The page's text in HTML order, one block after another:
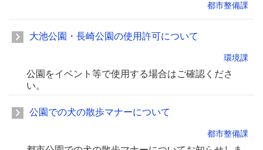
都市整備課
大池公園・長崎公園の使用許可について
環境課
公園をイベント等で使用する場合はご確認くださ
い。
公園での犬の散歩マナーについて
都市整備課